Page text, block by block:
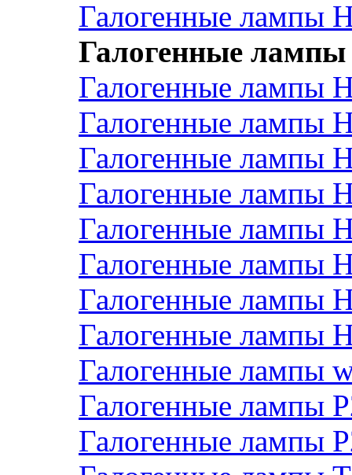
Галогенные лампы
Галогенные лампы
Галогенные лампы
Галогенные лампы
Галогенные лампы
Галогенные лампы
Галогенные лампы
Галогенные лампы
Галогенные лампы
Галогенные лампы
Галогенные лампы
Галогенные лампы
Галогенные лампы